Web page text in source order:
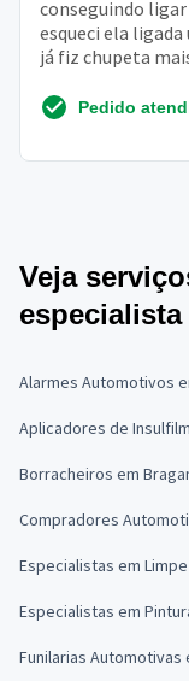
conseguindo
esqueci ela
já fiz chupeta
Pedido
Veja
Alarmes Automotivos
Aplicadores de
Borracheiros em
Compradores
Especialistas em
Especialistas em
Funilarias Automotivas